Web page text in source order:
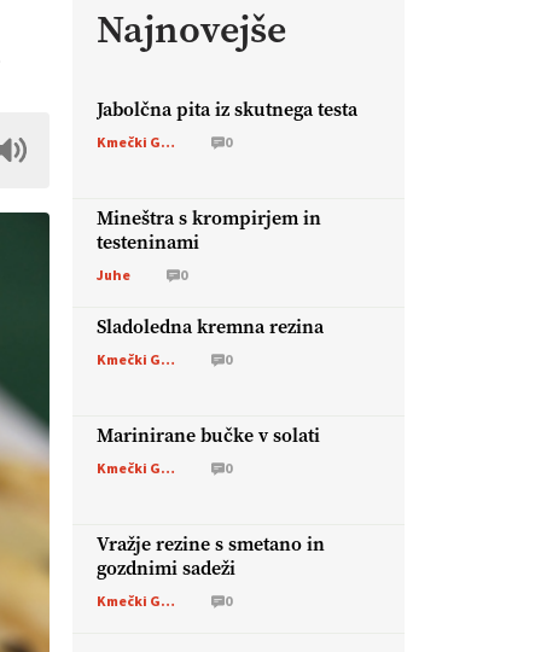
Najnovejše
Jabolčna pita iz skutnega testa
Kmečki Glas 0
Mineštra s krompirjem in
testeninami
Juhe 0
Sladoledna kremna rezina
Kmečki Glas 0
Marinirane bučke v solati
Kmečki Glas 0
Vražje rezine s smetano in
gozdnimi sadeži
Kmečki Glas 0